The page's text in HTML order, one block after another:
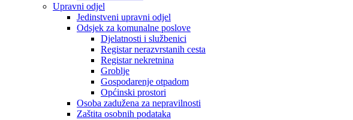
Upravni odjel
Jedinstveni upravni odjel
Odsjek za komunalne poslove
Djelatnosti i službenici
Registar nerazvrstanih cesta
Registar nekretnina
Groblje
Gospodarenje otpadom
Općinski prostori
Osoba zadužena za nepravilnosti
Zaštita osobnih podataka